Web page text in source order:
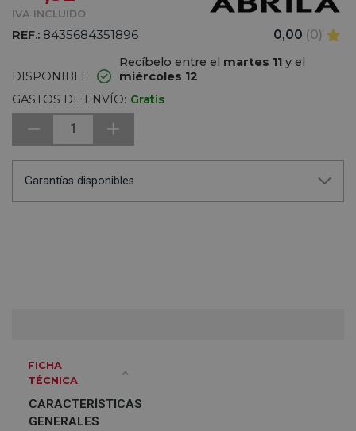
IVA INCLUIDO
REF.: 8435684351896 0,00 (0)
DISPONIBLE
Recíbelo entre el martes 11 y el
miércoles 12
GASTOS DE ENVÍO: Gratis
1
Garantías disponibles
FICHA
TÉCNICA
CARACTERÍSTICAS
GENERALES